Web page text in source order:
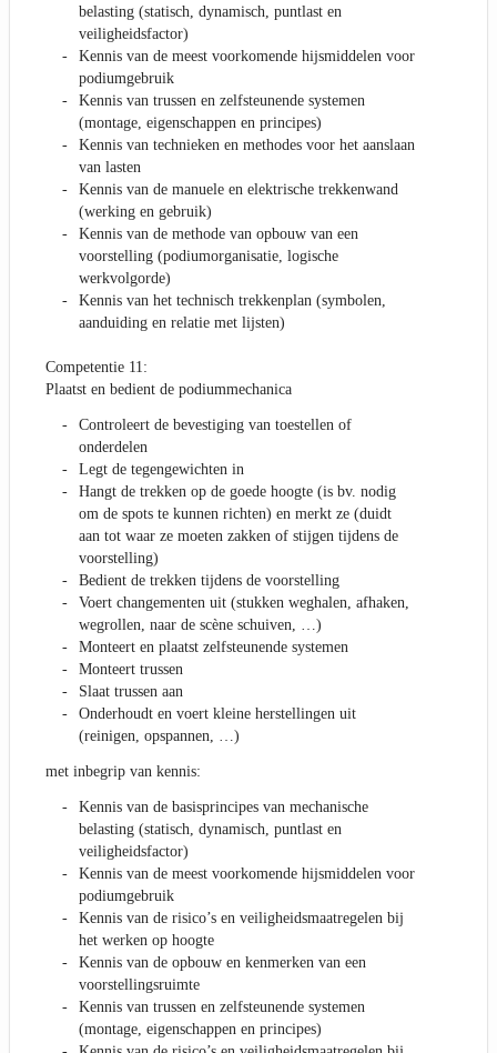
belasting (statisch, dynamisch, puntlast en
veiligheidsfactor)
Kennis van de meest voorkomende hijsmiddelen voor
podiumgebruik
Kennis van trussen en zelfsteunende systemen
(montage, eigenschappen en principes)
Kennis van technieken en methodes voor het aanslaan
van lasten
Kennis van de manuele en elektrische trekkenwand
(werking en gebruik)
Kennis van de methode van opbouw van een
voorstelling (podiumorganisatie, logische
werkvolgorde)
Kennis van het technisch trekkenplan (symbolen,
aanduiding en relatie met lijsten)
Competentie 11:
Plaatst en bedient de podiummechanica
Controleert de bevestiging van toestellen of
onderdelen
Legt de tegengewichten in
Hangt de trekken op de goede hoogte (is bv. nodig
om de spots te kunnen richten) en merkt ze (duidt
aan tot waar ze moeten zakken of stijgen tijdens de
voorstelling)
Bedient de trekken tijdens de voorstelling
Voert changementen uit (stukken weghalen, afhaken,
wegrollen, naar de scène schuiven, …)
Monteert en plaatst zelfsteunende systemen
Monteert trussen
Slaat trussen aan
Onderhoudt en voert kleine herstellingen uit
(reinigen, opspannen, …)
met inbegrip van kennis:
Kennis van de basisprincipes van mechanische
belasting (statisch, dynamisch, puntlast en
veiligheidsfactor)
Kennis van de meest voorkomende hijsmiddelen voor
podiumgebruik
Kennis van de risico’s en veiligheidsmaatregelen bij
het werken op hoogte
Kennis van de opbouw en kenmerken van een
voorstellingsruimte
Kennis van trussen en zelfsteunende systemen
(montage, eigenschappen en principes)